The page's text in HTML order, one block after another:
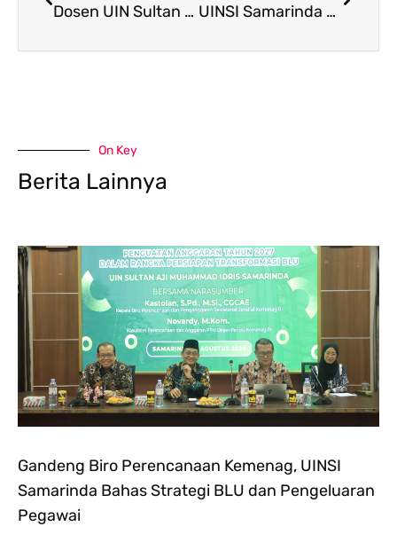
Dosen UIN Sultan Aji Muhammad Idris Samarinda Jadi Narasumber dalam Seminar Ekonomi Syariah KalaFest 2026 UINSI Samarinda Hadiri Forum Nasional UM-PTKIN, Siapkan Strategi Nasional Perluas Akses Kuliah Hingga Penguatan Distingi Kampus
On Key
Berita Lainnya
Gandeng Biro Perencanaan Kemenag, UINSI
Samarinda Bahas Strategi BLU dan Pengeluaran
Pegawai